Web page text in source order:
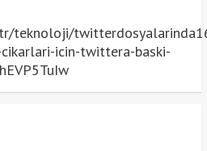
teknoloji/
icin-twittera-baski-